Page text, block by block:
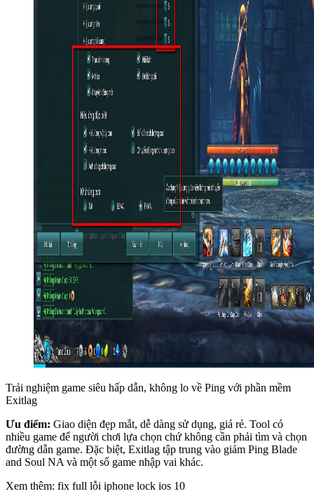
Trải nghiệm game siêu hấp dẫn, không lo về Ping với phần mềm
Exitlag
Ưu điểm: Giao diện đẹp mắt, dễ dàng sử dụng, giá rẻ. Tool có
nhiều game để người chơi lựa chọn chứ không cần phải tìm và chọn
đường dẫn game. Đặc biệt, Exitlag tập trung vào giảm Ping Blade
and Soul NA và một số game nhập vai khác.
Xem thêm: fix full lỗi iphone lock ios 10